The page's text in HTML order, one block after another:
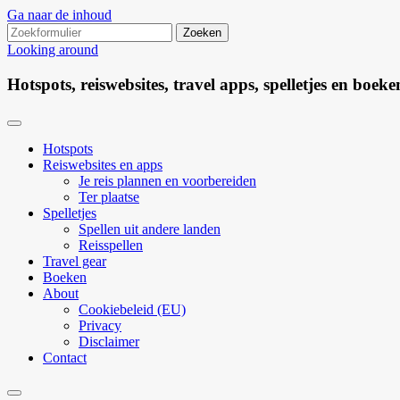
Ga naar de inhoud
Zoeken
naar:
Looking around
Hotspots, reiswebsites, travel apps, spelletjes en
Hotspots
Reiswebsites en apps
Je reis plannen en voorbereiden
Ter plaatse
Spelletjes
Spellen uit andere landen
Reisspellen
Travel gear
Boeken
About
Cookiebeleid (EU)
Privacy
Disclaimer
Contact